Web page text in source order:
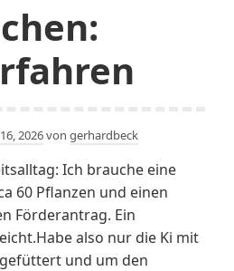
2026von gerhardbeck
Ich brauche eine
60 Pflanzen und einen
Förderantrag. Ein
also nur die Ki mit
und um den